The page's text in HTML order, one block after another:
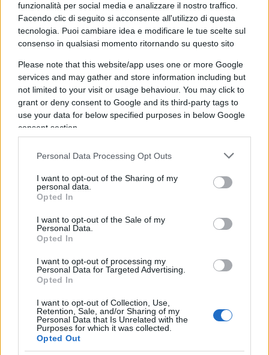
funzionalità per social media e analizzare il nostro traffico.
Facendo clic di seguito si acconsente all'utilizzo di questa
tecnologia. Puoi cambiare idea e modificare le tue scelte sul
consenso in qualsiasi momento ritornando su questo sito
Please note that this website/app uses one or more Google
services and may gather and store information including but
not limited to your visit or usage behaviour. You may click to
grant or deny consent to Google and its third-party tags to
use your data for below specified purposes in below Google
consent section.
Personal Data Processing Opt Outs
I want to opt-out of the Sharing of my
personal data.
Opted In
I want to opt-out of the Sale of my
Personal Data.
Opted In
I want to opt-out of processing my
Personal Data for Targeted Advertising.
Opted In
I want to opt-out of Collection, Use,
Retention, Sale, and/or Sharing of my
Personal Data that Is Unrelated with the
Purposes for which it was collected.
Opted Out
Ebbene,cari compagnucci della parrocchietta,
da modesto appassionato di storia, e che non ho
mai avuto particolari simpatie per un regime
morto e sepolto, io mi dissocio da questa
affermazione. “Bella ciao” è divenuto, al pari della
famosa “Internazionale”, l’inno di una ben
identificata parte politica in cui, in modo molto
comunismo altrettanto morto e sepolto.
“Bella ciao”, come ho sempre affermato, tende ad
parte di chi i fatti li analizza sul serio, non
potranno che essere considerati frutto di mera
propaganda politica.
Forse sarebbe il caso di superare una volta per
sempre questo imbarazzante scoglio divisivo del
25 aprile.